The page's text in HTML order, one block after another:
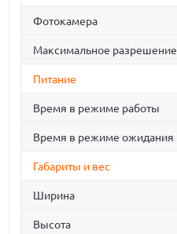
Фотокамера
Максимальное разрешение
Питание
Время в режиме работы
Время в режиме ожидания
Габариты и вес
Ширина
Высота